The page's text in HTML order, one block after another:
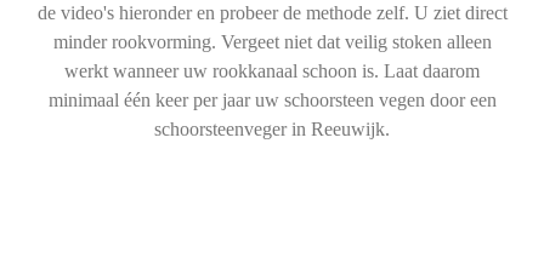
de video's hieronder en probeer de methode zelf. U ziet direct
minder rookvorming. Vergeet niet dat veilig stoken alleen
werkt wanneer uw rookkanaal schoon is. Laat daarom
minimaal één keer per jaar uw schoorsteen vegen door een
schoorsteenveger in Reeuwijk.